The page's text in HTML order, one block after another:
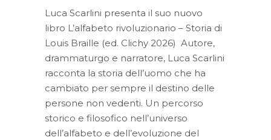
Luca Scarlini presenta il suo nuovo
libro L’alfabeto rivoluzionario – Storia di
Louis Braille (ed. Clichy 2026) Autore,
drammaturgo e narratore, Luca Scarlini
racconta la storia dell’uomo che ha
cambiato per sempre il destino delle
persone non vedenti. Un percorso
storico e filosofico nell’universo
dell’alfabeto e dell’evoluzione del